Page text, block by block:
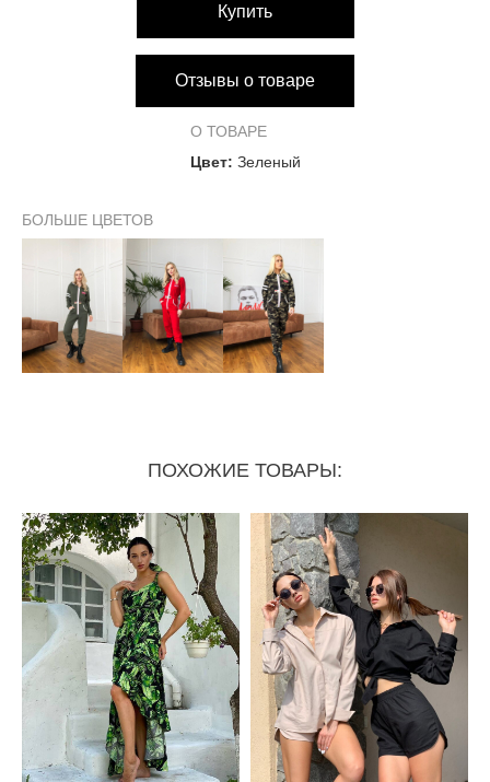
Купить
Отзывы о товаре
О ТОВАРЕ
Цвет: Зеленый
БОЛЬШЕ ЦВЕТОВ
ПОХОЖИЕ ТОВАРЫ: